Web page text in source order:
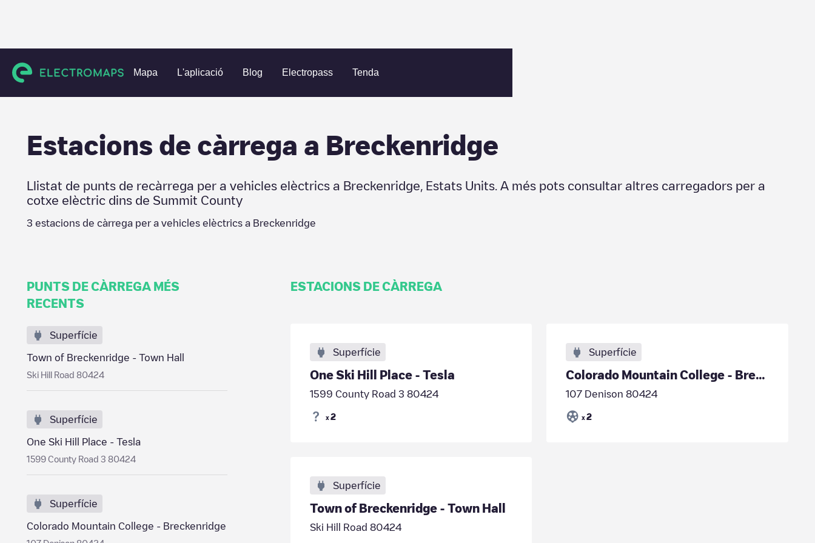
Mapa L'aplicació Blog Electropass Tenda
Charging stations Estats Units Summit County Breckenridge
Estacions de càrrega a Breckenridge
Llistat de punts de recàrrega per a vehicles elèctrics a Breckenridge Estats Units . A més pots consultar altres carregadors per a
cotxe elèctric dins de Summit County
3 estacions de càrrega per a vehicles elèctrics a Breckenridge
PUNTS DE CÀRREGA MÉS
RECENTS
Superfície
Town of Breckenridge - Town Hall
Ski Hill Road 80424
Superfície
One Ski Hill Place - Tesla
1599 County Road 3 80424
Superfície
Colorado Mountain College - Breckenridge
ESTACIONS DE CÀRREGA
Superfície
One Ski Hill Place - Tesla
1599 County Road 3 80424
x 2
Superfície
Colorado Mountain College - Breckenridge
107 Denison 80424
x 2
Superfície
Town of Breckenridge - Town Hall
Ski Hill Road 80424